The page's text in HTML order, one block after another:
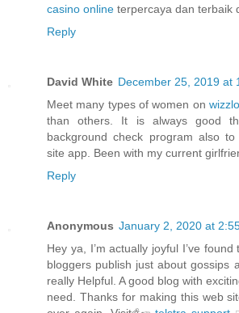
casino online terpercaya dan terbaik
Reply
David White December 25, 2019 at
Meet many types of women on
than others. It is always good
background check program also
site app. Been with my current
Reply
Anonymous January 2, 2020 at
Hey ya, I’m actually joyful I’ve
bloggers publish just about gossips
really Helpful. A good blog with
need. Thanks for making this web